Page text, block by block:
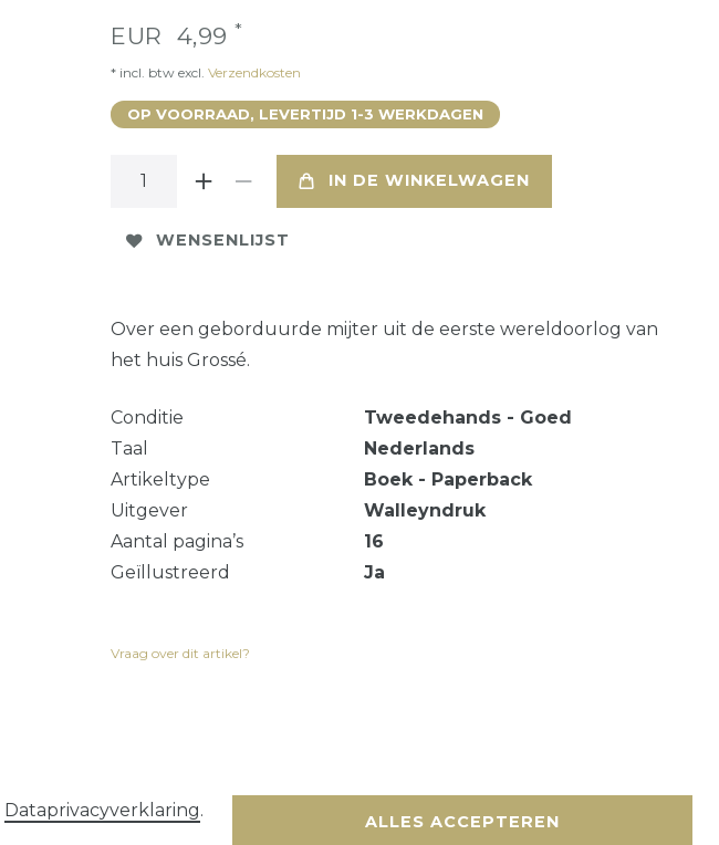
EUR 4,99 *
* incl. btw excl. Verzendkosten
OP VOORRAAD, LEVERTIJD 1-3 WERKDAGEN
IN DE WINKELWAGEN
WENSENLIJST
Over een geborduurde mijter uit de eerste wereldoorlog van
het huis Grossé.
Conditie
Tweedehands - Goed
Taal
Nederlands
Artikeltype
Boek - Paperback
Uitgever
Walleyndruk
Aantal pagina’s
16
Geïllustreerd
Ja
Vraag over dit artikel?
Algemene voorwaarden
Data­privacy­verklaring.
ALLES ACCEPTEREN